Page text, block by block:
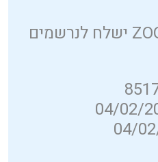
קישור ל ZOOM ישלח לנרשמים